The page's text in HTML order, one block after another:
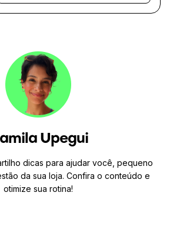
Upegui
dicas para ajudar você, pequeno
da sua loja. Confira o conteúdo e
otimize sua rotina!